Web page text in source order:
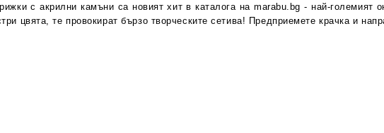
с акрилни камъни са новият хит в каталога на marabu.bg - най-големият
цвята, те провокират бързо творческите сетива! Предприемете крачка и